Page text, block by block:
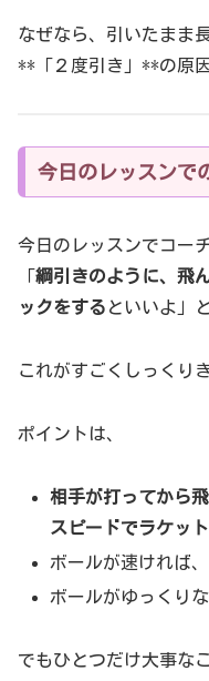
なぜなら、引いたまま
**「２度引き」**の原
今日のレッスンで
今日のレッスンでコー
「綱引きのように、飛
ックをする といいよ」
これがすごくしっくり
ポイントは、
相手が打ってから
スピードでラケッ
ボールが速ければ
ボールがゆっくり
でもひとつだけ大事なこ